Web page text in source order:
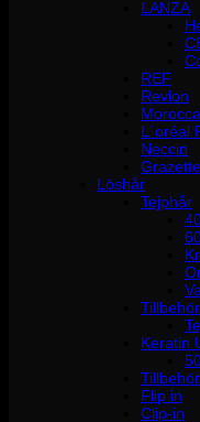
LANZA
REF
Revlon
L´oréal
Neccin
Löshår
Tejphår
Keratin
Flip in
Clip-in